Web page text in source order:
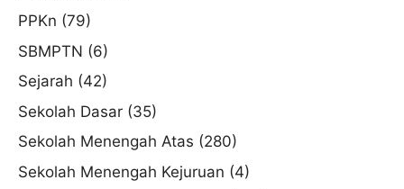
PPKn (79)
SBMPTN (6)
Sejarah (42)
Sekolah Dasar (35)
Sekolah Menengah Atas (280)
Sekolah Menengah Kejuruan (4)